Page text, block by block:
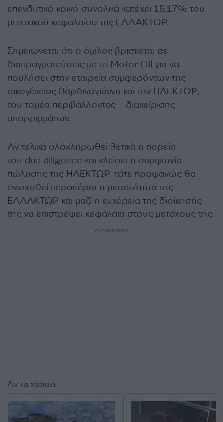
επενδυτικό κοινό συνολικά κατέχει 15,17% του
μετοχικού κεφαλαίου της ΕΛΛΑΚΤΩΡ.
Σημειώνεται ότι ο όμιλος βρίσκεται σε
διαπραγματεύσεις με τη Motor Oil για να
πουλήσει στην εταιρεία συμφερόντων της
οικογένειας Βαρδινογιάννη και την ΗΛΕΚΤΩΡ,
του τομέα περιβάλλοντος – διαχείρισης
απορριμμάτων.
Αν τελικά ολοκληρωθεί θετικά η πορεία
του due diligence και κλείσει η συμφωνία
πώλησης της ΗΛΕΚΤΩΡ, τότε προφανώς θα
ενισχυθεί περαιτέρω η ρευστότητα της
ΕΛΛΑΚΤΩΡ και μαζί η ευχέρεια της διοίκησής
της να επιστρέψει κεφάλαια στους μετόχους της.
ΔΙΑΦΗΜΙΣΗ
Αν τα χάσατε